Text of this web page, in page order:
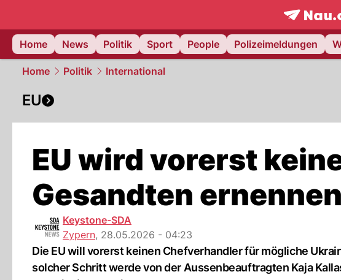
frontpage.
Home
News Politik Sport People Polizeimeldungen
Home Politik International
EU
EU wird vorerst
Gesandten ernennen
Keystone-SDA
Zypern, 28.05.2026 - 04:23
Die EU will vorerst keinen Chefverhandler für mögliche
solcher Schritt werde von der Aussenbeauftragten Kaja